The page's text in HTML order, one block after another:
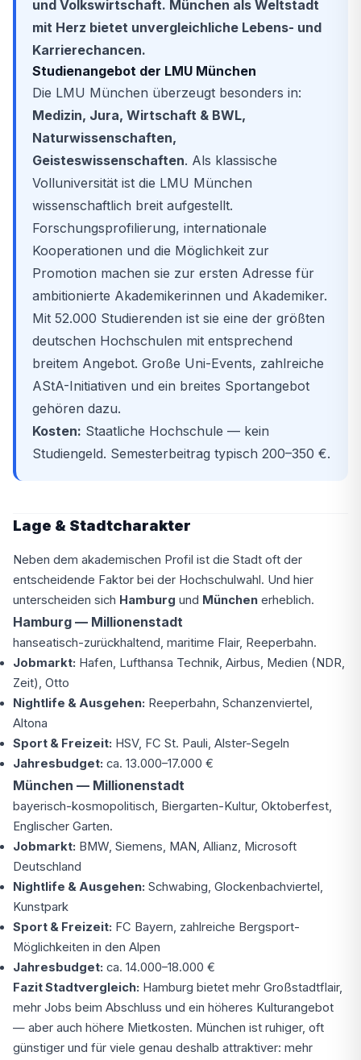
und Volkswirtschaft. München als Weltstadt
mit Herz bietet unvergleichliche Lebens- und
Karrierechancen.
Studienangebot der LMU München
Die LMU München überzeugt besonders in:
Medizin, Jura, Wirtschaft & BWL,
Naturwissenschaften,
Geisteswissenschaften. Als klassische
Volluniversität ist die LMU München
wissenschaftlich breit aufgestellt.
Forschungsprofilierung, internationale
Kooperationen und die Möglichkeit zur
Promotion machen sie zur ersten Adresse für
ambitionierte Akademikerinnen und Akademiker.
Mit 52.000 Studierenden ist sie eine der größten
deutschen Hochschulen mit entsprechend
breitem Angebot. Große Uni-Events, zahlreiche
AStA-Initiativen und ein breites Sportangebot
gehören dazu.
Kosten: Staatliche Hochschule — kein
Studiengeld. Semesterbeitrag typisch 200–350 €.
Lage & Stadtcharakter
Neben dem akademischen Profil ist die Stadt oft der
entscheidende Faktor bei der Hochschulwahl. Und hier
unterscheiden sich Hamburg und München erheblich.
Hamburg — Millionenstadt
hanseatisch-zurückhaltend, maritime Flair, Reeperbahn.
Jobmarkt: Hafen, Lufthansa Technik, Airbus, Medien (NDR,
Zeit), Otto
Nightlife & Ausgehen: Reeperbahn, Schanzenviertel,
Altona
Sport & Freizeit: HSV, FC St. Pauli, Alster-Segeln
Jahresbudget: ca. 13.000–17.000 €
München — Millionenstadt
bayerisch-kosmopolitisch, Biergarten-Kultur, Oktoberfest,
Englischer Garten.
Jobmarkt: BMW, Siemens, MAN, Allianz, Microsoft
Deutschland
Nightlife & Ausgehen: Schwabing, Glockenbachviertel,
Kunstpark
Sport & Freizeit: FC Bayern, zahlreiche Bergsport-
Möglichkeiten in den Alpen
Jahresbudget: ca. 14.000–18.000 €
Fazit Stadtvergleich: Hamburg bietet mehr Großstadtflair,
mehr Jobs beim Abschluss und ein höheres Kulturangebot
— aber auch höhere Mietkosten. München ist ruhiger, oft
günstiger und für viele genau deshalb attraktiver: mehr